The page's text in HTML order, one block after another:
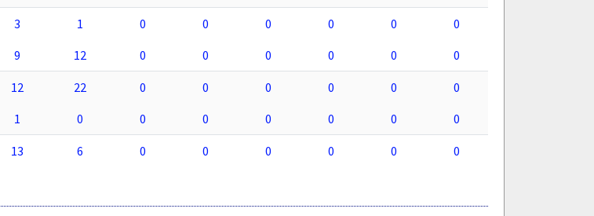
3 1 0 0 0 0 0
0
9 12 0 0 0 0 0 0
12 22 0 0 0 0 0
0
1 0 0 0 0 0 0 0
13 6 0 0 0 0 0 0